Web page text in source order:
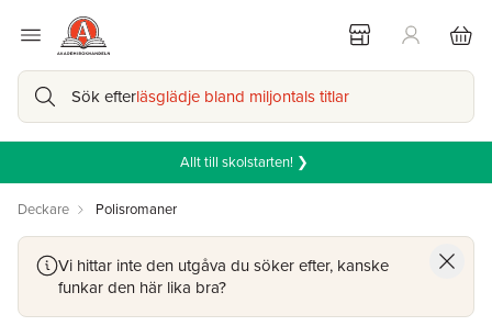
Sök efterläsglädje bland miljontals titlar
Allt till skolstarten! ❯
Deckare Polisromaner
Vi hittar inte den utgåva du söker efter, kanske
funkar den här lika bra?